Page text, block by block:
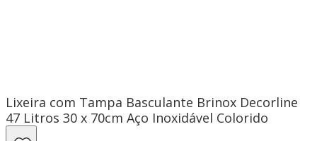
Lixeira com Tampa Basculante Brinox Decorline
47 Litros 30 x 70cm Aço Inoxidável Colorido